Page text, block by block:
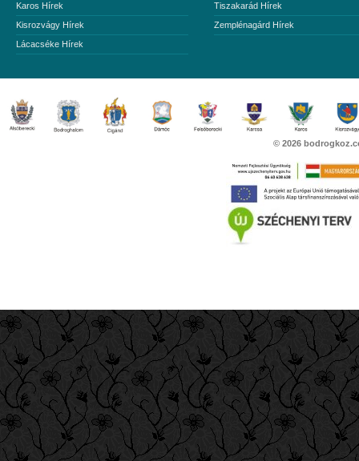
Karos Hírek
Kisrozvágy Hírek
Lácacséke Hírek
Tiszakarád Hírek
Zemplénagárd Hírek
© 2026